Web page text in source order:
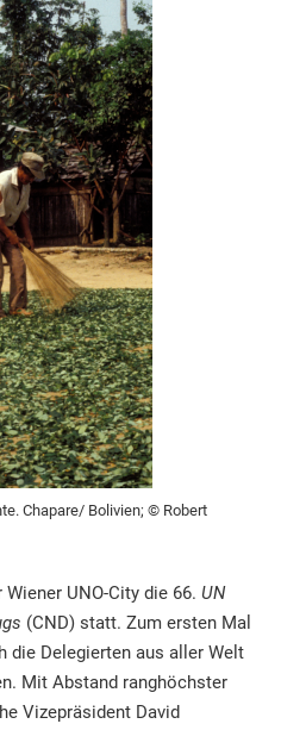
Chapare/ Bolivien; © Robert
UNO-City die 66. UN
(CND) statt. Zum ersten Mal
die Delegierten aus aller Welt
Mit Abstand ranghöchster
Vizepräsident David